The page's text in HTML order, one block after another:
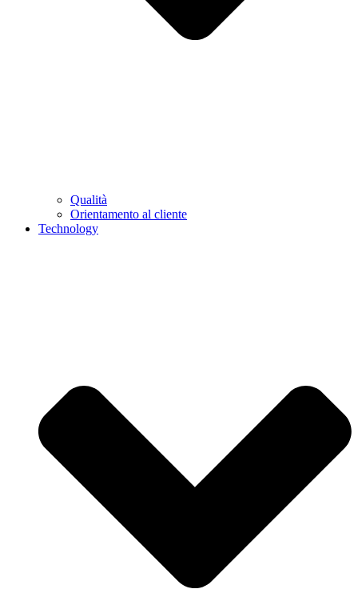
Qualità
Orientamento al cliente
Technology